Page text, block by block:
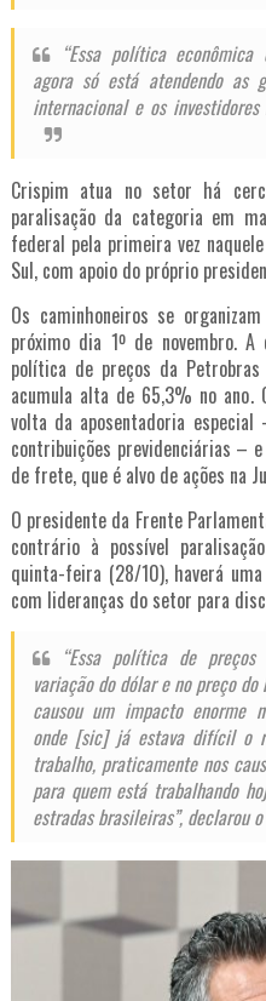
“Essa política
agora só está atendendo as
internacional e os investidores
Crispim atua no setor há
paralisação da categoria em
federal pela primeira vez
Sul, com apoio do próprio
Os caminhoneiros se
próximo dia 1º de novembro. A
política de preços da
acumula alta de 65,3% no ano.
volta da aposentadoria
contribuições previdenciárias –
de frete, que é alvo de ações na
O presidente da Frente
contrário à possível
quinta-feira (28/10), haverá
com lideranças do setor para
“Essa política de
variação do dólar e no preço
causou um impacto enorme
onde [sic] já estava difícil o
trabalho, praticamente nos
para quem está trabalhando
estradas brasileiras”, declarou